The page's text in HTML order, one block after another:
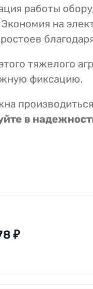
работы
Экономия на
тяжелого
фиксацию.
в
₽